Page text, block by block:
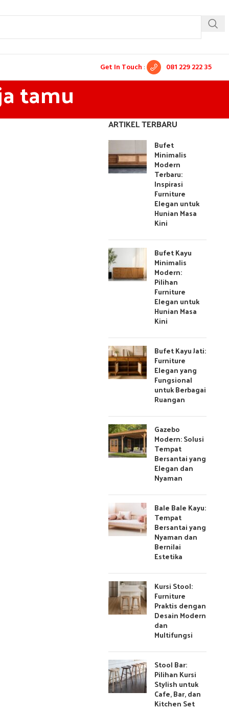
Get In Touch : 081 229 222 35
tamu
ARTIKEL TERBARU
Bufet
Minimalis
Modern
Terbaru:
Inspirasi
Furniture
Elegan untuk
Hunian Masa
Kini
Bufet Kayu
Minimalis
Modern:
Pilihan
Furniture
Elegan untuk
Hunian Masa
Kini
Bufet Kayu Jati:
Furniture
Elegan yang
Fungsional
untuk Berbagai
Ruangan
Gazebo
Modern: Solusi
Tempat
Bersantai yang
Elegan dan
Nyaman
Bale Bale Kayu:
Tempat
Bersantai yang
Nyaman dan
Bernilai
Estetika
Kursi Stool:
Furniture
Praktis dengan
Desain Modern
dan
Multifungsi
Stool Bar:
Pilihan Kursi
Stylish untuk
Cafe, Bar, dan
Kitchen Set